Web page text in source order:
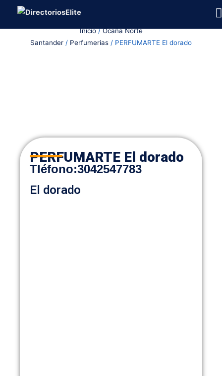
Inicio/Ocaña Norte
Santander / Perfumerias / PERFUMARTE El dorado
PERFUMARTE El dorado
Tléfono:3042547783
El dorado